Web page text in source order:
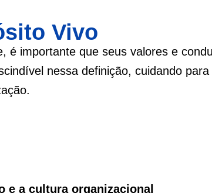
Vivo
é importante que seus valores e
nessa definição, cuidando
e a cultura organizacional